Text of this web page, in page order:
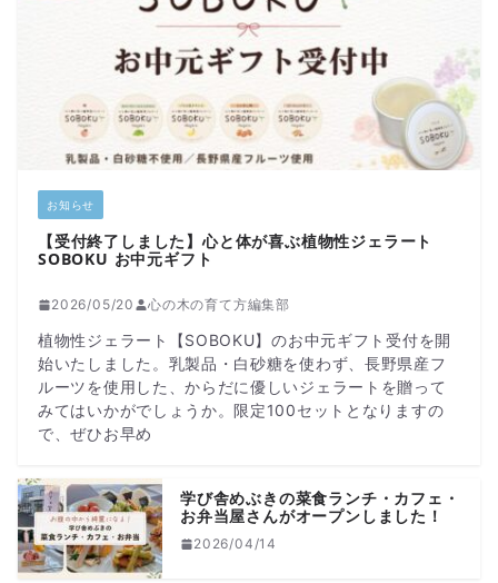
お知らせ
【受付終了しました】心と体が喜ぶ植物性ジェラート
SOBOKU お中元ギフト
2026/05/20 心の木の育て方編集部
植物性ジェラート【SOBOKU】のお中元ギフト受付を開
始いたしました。乳製品・白砂糖を使わず、長野県産フ
ルーツを使用した、からだに優しいジェラートを贈って
みてはいかがでしょうか。限定100セットとなりますの
で、ぜひお早め
学び舎めぶきの菜食ランチ・カフェ・
お弁当屋さんがオープンしました！
2026/04/14